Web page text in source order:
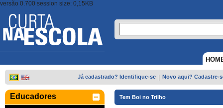
versão 0.700 session size: 0,15KB
Já cadastrado? Identifique-se Novo aqui? Cadastre-
Educadores Tem Boi no Trilho